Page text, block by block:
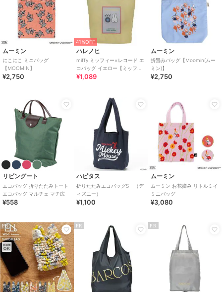
ムーミン
にこにこ ミニバッグ
【MOOMIN】
¥2,750
41%OFF
ハレノヒ
miffy ミッフィー×レコード エ
コバッグ イエロー【ミッフィ
ー】
¥1,089
ムーミン
折畳みバッグ【Moomin(ムー
ミン)】
¥2,750
リビングート
エコバッグ 折りたたみトート
エコバッグ マルチェ マチ広
¥558
ハピタス
折りたたみエコバッグS （デ
ィズニー）
¥1,100
ムーミン
ムーミン お花摘み リトルミイ
ミニバッグ
¥3,080
PR PR PR